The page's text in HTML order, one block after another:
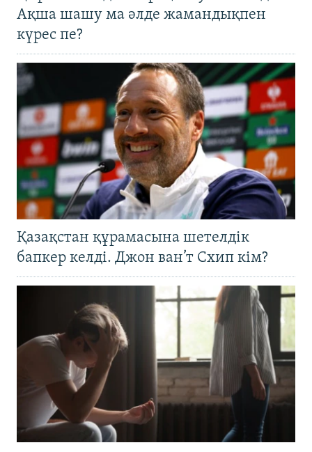
Ақша шашу ма әлде жамандықпен
күрес пе?
Қазақстан құрамасына шетелдік
бапкер келді. Джон ван’т Схип кім?